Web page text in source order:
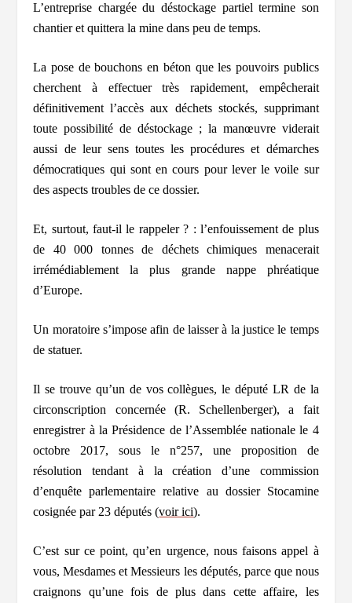
L’entreprise chargée du déstockage partiel termine son
chantier et quittera la mine dans peu de temps.
La pose de bouchons en béton que les pouvoirs publics
cherchent à effectuer très rapidement, empêcherait
définitivement l’accès aux déchets stockés, supprimant
toute possibilité de déstockage ; la manœuvre viderait
aussi de leur sens toutes les procédures et démarches
démocratiques qui sont en cours pour lever le voile sur
des aspects troubles de ce dossier.
Et, surtout, faut-il le rappeler ? : l’enfouissement de plus
de 40 000 tonnes de déchets chimiques menacerait
irrémédiablement la plus grande nappe phréatique
d’Europe.
Un moratoire s’impose afin de laisser à la justice le temps
de statuer.
Il se trouve qu’un de vos collègues, le député LR de la
circonscription concernée (R. Schellenberger), a fait
enregistrer à la Présidence de l’Assemblée nationale le 4
octobre 2017, sous le n°257, une proposition de
résolution tendant à la création d’une commission
d’enquête parlementaire relative au dossier Stocamine
cosignée par 23 députés (voir ici).
C’est sur ce point, qu’en urgence, nous faisons appel à
vous, Mesdames et Messieurs les députés, parce que nous
craignons qu’une fois de plus dans cette affaire, les